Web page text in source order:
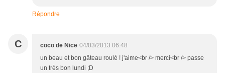
Répondre
C coco de Nice 04/03/2013 06:48
un beau et bon gâteau roulé ! j'aime<br /> merci<br /> passe
un très bon lundi ;D